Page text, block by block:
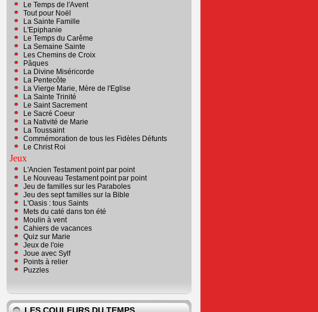
Le Temps de l'Avent
Tout pour Noël
La Sainte Famille
L'Epiphanie
Le Temps du Carême
La Semaine Sainte
Les Chemins de Croix
Pâques
La Divine Miséricorde
La Pentecôte
La Vierge Marie, Mère de l'Eglise
La Sainte Trinité
Le Saint Sacrement
Le Sacré Coeur
La Nativité de Marie
La Toussaint
Commémoration de tous les Fidèles Défunts
Le Christ Roi
Jeux
L'Ancien Testament point par point
Le Nouveau Testament point par point
Jeu de familles sur les Paraboles
Jeu des sept familles sur la Bible
L'Oasis : tous Saints
Mets du caté dans ton été
Moulin à vent
Cahiers de vacances
Quiz sur Marie
Jeux de l'oie
Joue avec Sylf
Points à relier
Puzzles